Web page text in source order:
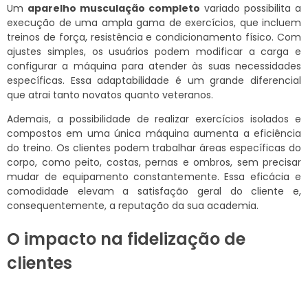
Um aparelho musculação completo variado possibilita a
execução de uma ampla gama de exercícios, que incluem
treinos de força, resistência e condicionamento físico. Com
ajustes simples, os usuários podem modificar a carga e
configurar a máquina para atender às suas necessidades
específicas. Essa adaptabilidade é um grande diferencial
que atrai tanto novatos quanto veteranos.
Ademais, a possibilidade de realizar exercícios isolados e
compostos em uma única máquina aumenta a eficiência
do treino. Os clientes podem trabalhar áreas específicas do
corpo, como peito, costas, pernas e ombros, sem precisar
mudar de equipamento constantemente. Essa eficácia e
comodidade elevam a satisfação geral do cliente e,
consequentemente, a reputação da sua academia.
O impacto na fidelização de
clientes